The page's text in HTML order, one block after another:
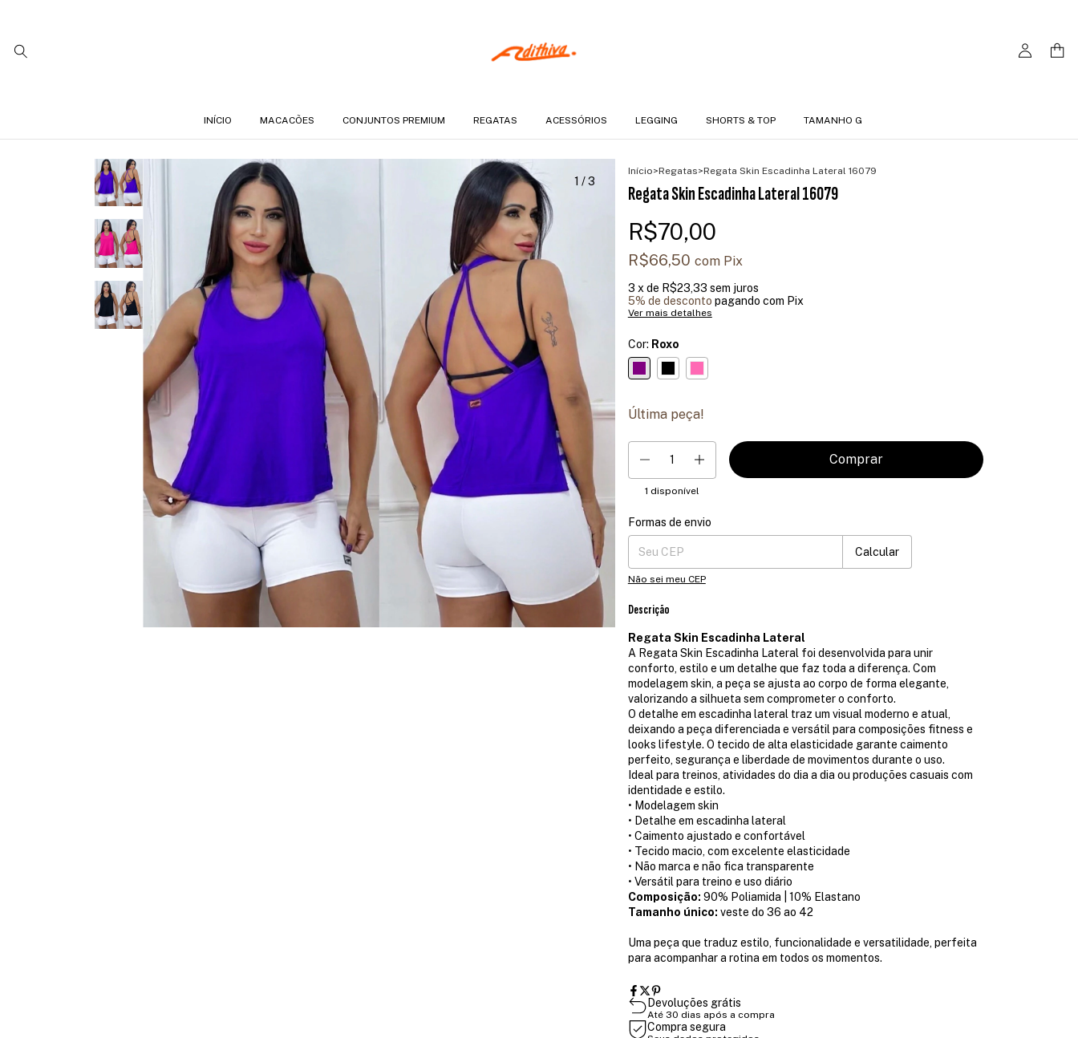
INÍCIO MACACÕES CONJUNTOS PREMIUM REGATAS ACESSÓRIOS LEGGING SHORTS & TOP TAMANHO G
1 /3
Início>Regatas>Regata Skin Escadinha Lateral 16079
Regata Skin Escadinha Lateral 16079
R$70,00
R$66,50 com Pix
3 x de R$23,33 sem juros
5% de desconto pagando com Pix
Ver mais detalhes
Cor: Roxo
Última peça!
1 disponível
Entregas para o CEP:
Formas de envio
Calcular
Não sei meu CEP
Descrição
Regata Skin Escadinha Lateral
A Regata Skin Escadinha Lateral foi desenvolvida para unir
conforto, estilo e um detalhe que faz toda a diferença. Com
modelagem skin, a peça se ajusta ao corpo de forma elegante,
valorizando a silhueta sem comprometer o conforto.
O detalhe em escadinha lateral traz um visual moderno e atual,
deixando a peça diferenciada e versátil para composições fitness e
looks lifestyle. O tecido de alta elasticidade garante caimento
perfeito, segurança e liberdade de movimentos durante o uso.
Ideal para treinos, atividades do dia a dia ou produções casuais com
identidade e estilo.
• Modelagem skin
• Detalhe em escadinha lateral
• Caimento ajustado e confortável
• Tecido macio, com excelente elasticidade
• Não marca e não fica transparente
• Versátil para treino e uso diário
Composição: 90% Poliamida | 10% Elastano
Tamanho único: veste do 36 ao 42
Uma peça que traduz estilo, funcionalidade e versatilidade, perfeita
para acompanhar a rotina em todos os momentos.
Devoluções grátis
Até 30 dias após a compra
Compra segura